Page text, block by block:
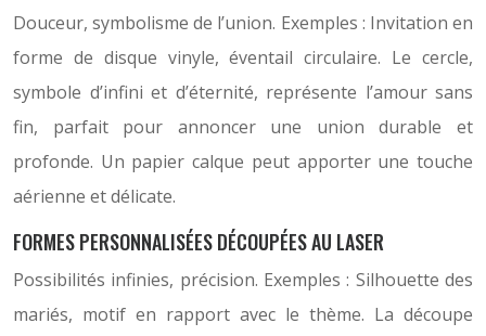
Douceur, symbolisme de l’union. Exemples : Invitation en
forme de disque vinyle, éventail circulaire. Le cercle,
symbole d’infini et d’éternité, représente l’amour sans
fin, parfait pour annoncer une union durable et
profonde. Un papier calque peut apporter une touche
aérienne et délicate.
FORMES PERSONNALISÉES DÉCOUPÉES AU LASER
Possibilités infinies, précision. Exemples : Silhouette des
mariés, motif en rapport avec le thème. La découpe